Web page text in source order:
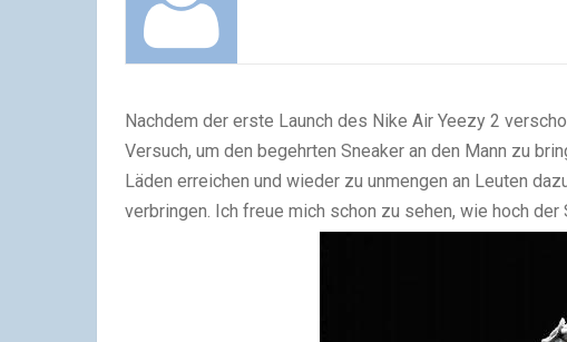
Nachdem der erste Launch des Nike Air Yeezy 2
Versuch, um den begehrten Sneaker an den Mann zu
Läden erreichen und wieder zu unmengen an Leuten
verbringen. Ich freue mich schon zu sehen, wie hoch der